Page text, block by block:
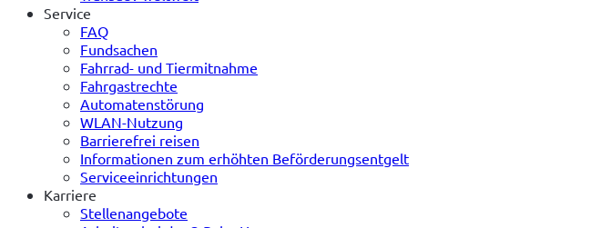
Service
FAQ
Fundsachen
Fahrrad- und Tiermitnahme
Fahrgastrechte
Automatenstörung
WLAN-Nutzung
Barrierefrei reisen
Informationen zum erhöhten Beförderungsentgelt
Serviceeinrichtungen
Karriere
Stellenangebote